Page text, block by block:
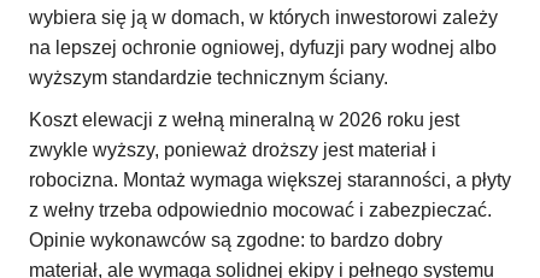
wybiera się ją w domach, w których inwestorowi zależy
na lepszej ochronie ogniowej, dyfuzji pary wodnej albo
wyższym standardzie technicznym ściany.
Koszt elewacji z wełną mineralną w 2026 roku jest
zwykle wyższy, ponieważ droższy jest materiał i
robocizna. Montaż wymaga większej staranności, a płyty
z wełny trzeba odpowiednio mocować i zabezpieczać.
Opinie wykonawców są zgodne: to bardzo dobry
materiał, ale wymaga solidnej ekipy i pełnego systemu